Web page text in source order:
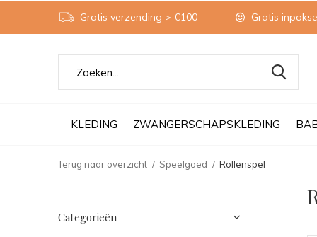
KLEDING ZWANGERSCHAPSKLEDING
Gratis verzending > €100 Gratis
Terug naar overzicht Speelgoed Rollenspel
Categorieën